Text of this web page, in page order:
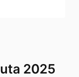
2025